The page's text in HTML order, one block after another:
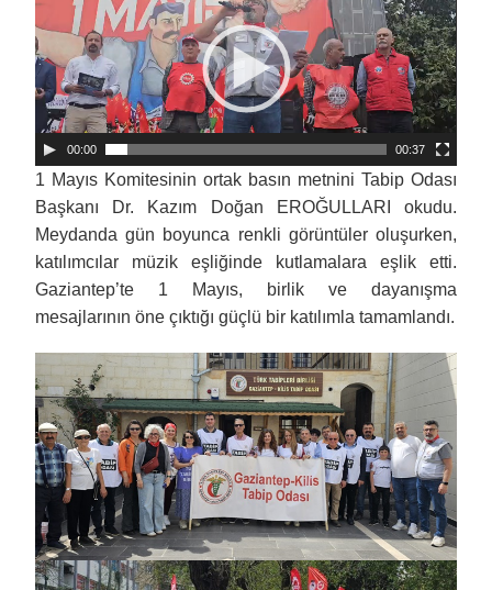
oynatıcı
00:00 00:37
1 Mayıs Komitesinin ortak basın metnini Tabip Odası
Başkanı Dr. Kazım Doğan EROĞULLARI okudu.
Meydanda gün boyunca renkli görüntüler oluşurken,
katılımcılar müzik eşliğinde kutlamalara eşlik etti.
Gaziantep’te 1 Mayıs, birlik ve dayanışma
mesajlarının öne çıktığı güçlü bir katılımla tamamlandı.